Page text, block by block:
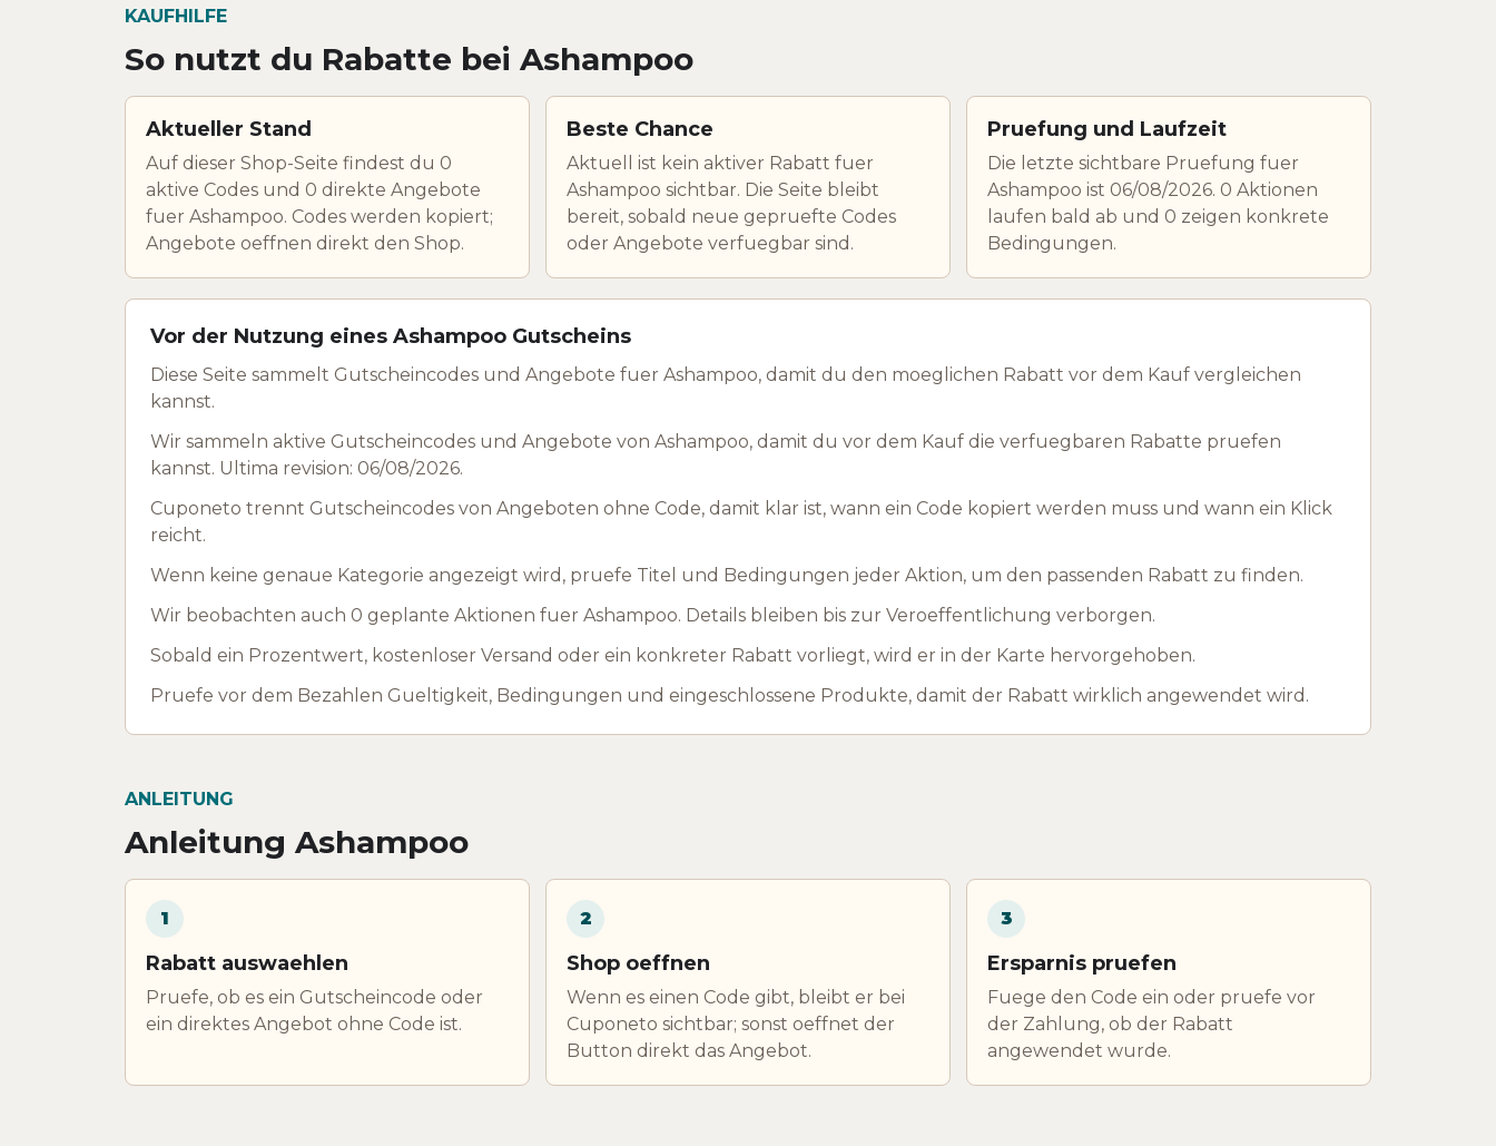
KAUFHILFE
So nutzt du Rabatte bei Ashampoo
Aktueller Stand
Auf dieser Shop-Seite findest du 0
aktive Codes und 0 direkte Angebote
fuer Ashampoo. Codes werden kopiert;
Angebote oeffnen direkt den Shop.
Beste Chance
Aktuell ist kein aktiver Rabatt fuer
Ashampoo sichtbar. Die Seite bleibt
bereit, sobald neue gepruefte Codes
oder Angebote verfuegbar sind.
Pruefung und Laufzeit
Die letzte sichtbare Pruefung fuer
Ashampoo ist 06/08/2026. 0 Aktionen
laufen bald ab und 0 zeigen konkrete
Bedingungen.
Vor der Nutzung eines Ashampoo Gutscheins
Diese Seite sammelt Gutscheincodes und Angebote fuer Ashampoo, damit du den moeglichen Rabatt vor dem Kauf vergleichen
kannst.
Wir sammeln aktive Gutscheincodes und Angebote von Ashampoo, damit du vor dem Kauf die verfuegbaren Rabatte pruefen
kannst. Ultima revision: 06/08/2026.
Cuponeto trennt Gutscheincodes von Angeboten ohne Code, damit klar ist, wann ein Code kopiert werden muss und wann ein Klick
reicht.
Wenn keine genaue Kategorie angezeigt wird, pruefe Titel und Bedingungen jeder Aktion, um den passenden Rabatt zu finden.
Wir beobachten auch 0 geplante Aktionen fuer Ashampoo. Details bleiben bis zur Veroeffentlichung verborgen.
Sobald ein Prozentwert, kostenloser Versand oder ein konkreter Rabatt vorliegt, wird er in der Karte hervorgehoben.
Pruefe vor dem Bezahlen Gueltigkeit, Bedingungen und eingeschlossene Produkte, damit der Rabatt wirklich angewendet wird.
ANLEITUNG
Anleitung Ashampoo
1
Rabatt auswaehlen
Pruefe, ob es ein Gutscheincode oder
ein direktes Angebot ohne Code ist.
2
Shop oeffnen
Wenn es einen Code gibt, bleibt er bei
Cuponeto sichtbar; sonst oeffnet der
Button direkt das Angebot.
3
Ersparnis pruefen
Fuege den Code ein oder pruefe vor
der Zahlung, ob der Rabatt
angewendet wurde.